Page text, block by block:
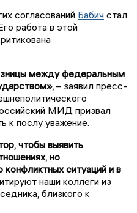
согласований Бабич стал
работа в этой
между федеральным
– заявил пресс-
МИД призвал
к послу уважение.
чтобы выявить
но
ситуаций и в
наши коллеги из
близкого к